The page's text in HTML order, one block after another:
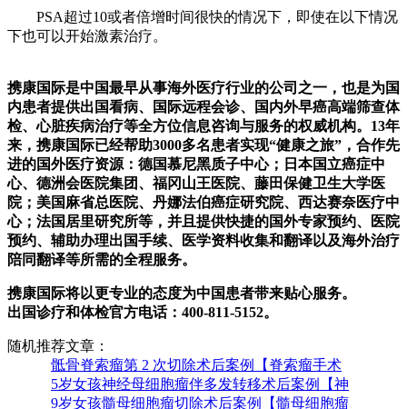
PSA超过10或者倍增时间很快的情况下，即使在以下情况
下也可以开始激素治疗。
携康国际是中国最早从事海外医疗行业的公司之一，也是为国
内患者提供出国看病、国际远程会诊、国内外早癌高端筛查体
检、心脏疾病治疗等全方位信息咨询与服务的权威机构。13年
来，携康国际已经帮助3000多名患者实现“健康之旅”，合作先
进的国外医疗资源：德国慕尼黑质子中心；日本国立癌症中
心、德洲会医院集团、福冈山王医院、藤田保健卫生大学医
院；美国麻省总医院、丹娜法伯癌症研究院、西达赛奈医疗中
心；法国居里研究所等，并且提供快捷的国外专家预约、医院
预约、辅助办理出国手续、医学资料收集和翻译以及海外治疗
陪同翻译等所需的全程服务。
携康国际将以更专业的态度为中国患者带来贴心服务。
出国诊疗和体检官方电话：400-811-5152。
随机推荐文章：
骶骨脊索瘤第 2 次切除术后案例【脊索瘤手术
5岁女孩神经母细胞瘤伴多发转移术后案例【神
9岁女孩髓母细胞瘤切除术后案例【髓母细胞瘤